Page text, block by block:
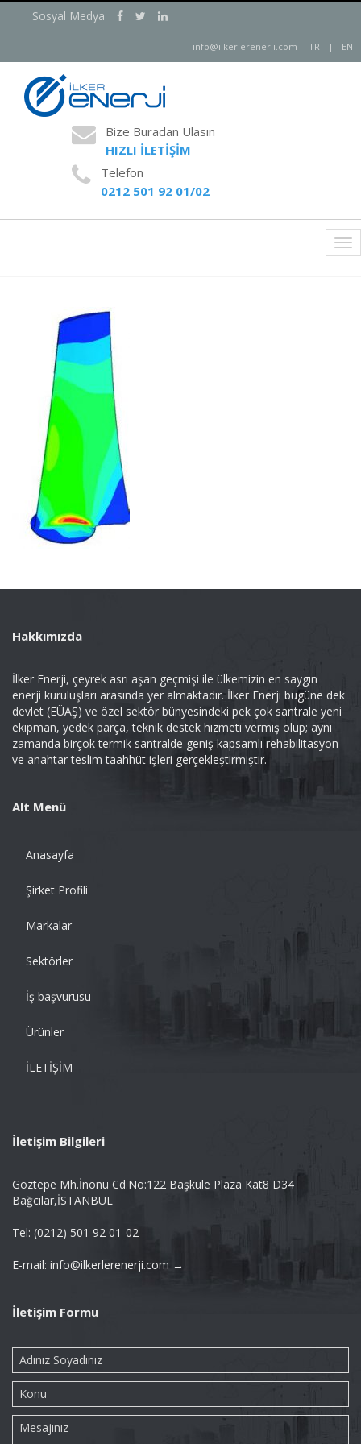
Sosyal Medya
info@ilkerlerenerji.com TR | EN
Bize Buradan Ulasın
HIZLI İLETİŞİM
Telefon
0212 501 92 01/02
Hakkımızda
İlker Enerji, çeyrek asrı aşan geçmişi ile ülkemizin en saygın
enerji kuruluşları arasında yer almaktadır. İlker Enerji bugüne dek
devlet (EÜAŞ) ve özel sektör bünyesindeki pek çok santrale yeni
ekipman, yedek parça, teknik destek hizmeti vermiş olup; aynı
zamanda birçok termik santralde geniş kapsamlı rehabilitasyon
ve anahtar teslim taahhüt işleri gerçekleştirmiştir.
Alt Menü
Anasayfa
Şirket Profili
Markalar
Sektörler
İş başvurusu
Ürünler
İLETİŞİM
İletişim Bilgileri
Göztepe Mh.İnönü Cd.No:122 Başkule Plaza Kat8 D34
Bağcılar,İSTANBUL
Tel: (0212) 501 92 01-02
E-mail: info@ilkerlerenerji.com →
İletişim Formu